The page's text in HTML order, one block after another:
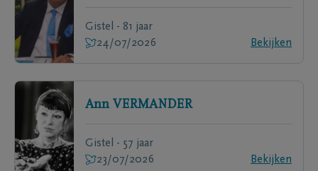
Gistel - 81 jaar
24/07/2026
Bekijken
Ann VERMANDER
Gistel - 57 jaar
23/07/2026
Bekijken